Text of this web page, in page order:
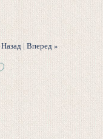
| Вперед »